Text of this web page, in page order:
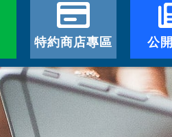
特約商店專區 公